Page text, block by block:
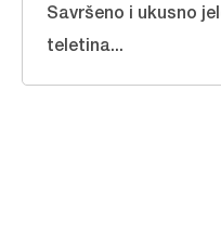
Savršeno i ukusno
teletina...